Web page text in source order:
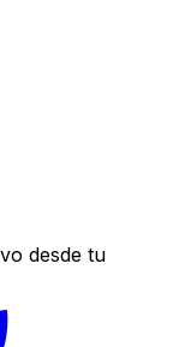
desde tu